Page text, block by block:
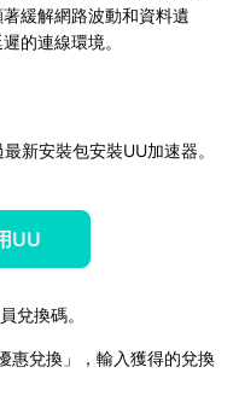
緩解網路波動和資料遺
的連線環境。
新安裝包安裝UU加速器。
UU
兌換碼。
惠兌換」，輸入獲得的兌換